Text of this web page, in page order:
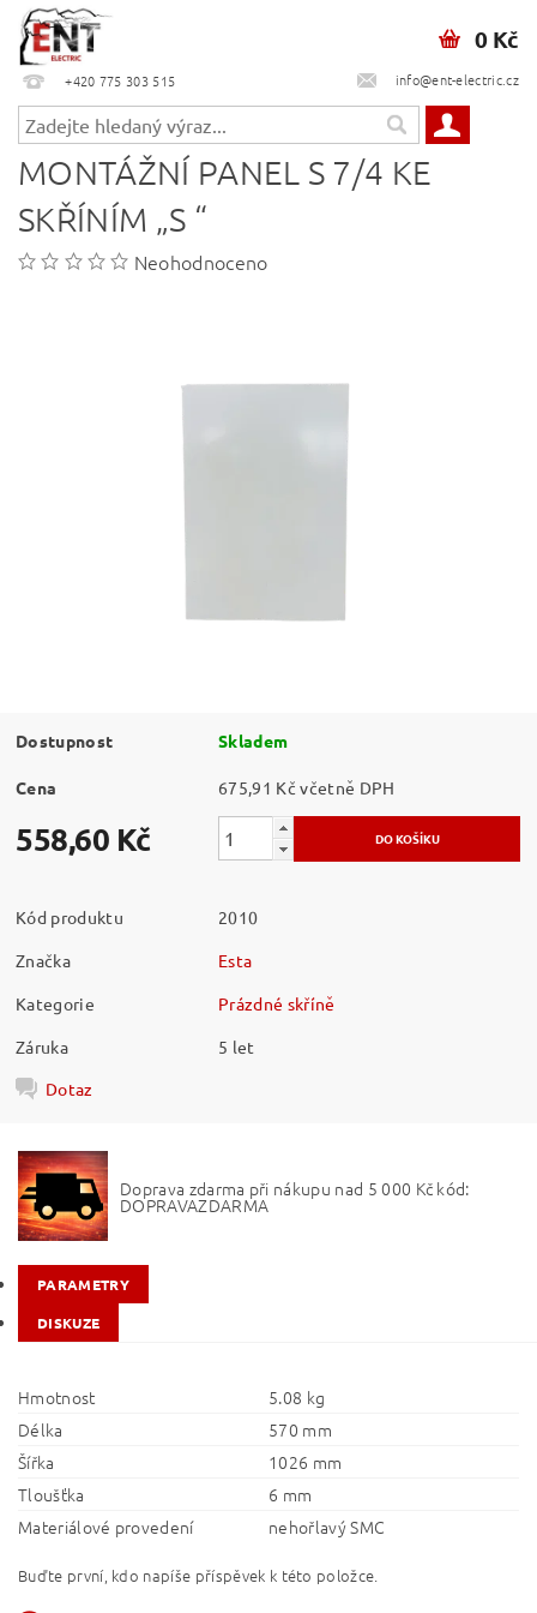
+420 775 303 515 info@ent-electric.cz
0 Kč
MONTÁŽNÍ PANEL S 7/4 KE
SKŘÍNÍM „S “
Neohodnoceno
Dostupnost Skladem
Cena 675,91 Kč včetně DPH
558,60 Kč
Kód produktu
2010
Značka
Esta
Kategorie
Prázdné skříně
Záruka
5 let
Dotaz
Doprava zdarma při nákupu nad 5 000 Kč kód:
DOPRAVAZDARMA
PARAMETRY
DISKUZE
Hmotnost
5.08 kg
Délka
570 mm
Šířka
1026 mm
Tloušťka
6 mm
Materiálové provedení
nehořlavý SMC
Buďte první, kdo napíše příspěvek k této položce.